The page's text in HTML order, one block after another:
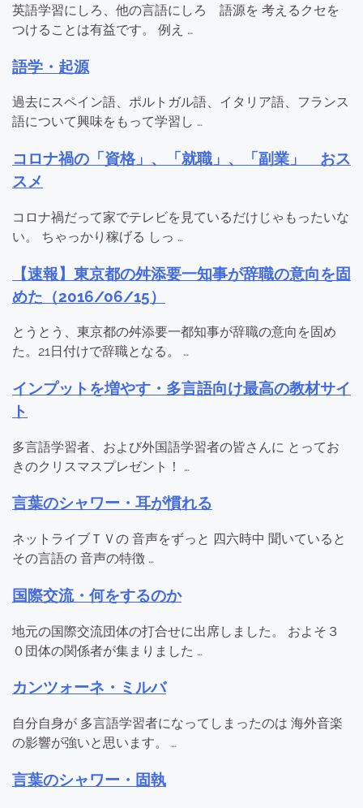
英語学習にしろ、他の言語にしろ 語源を 考えるクセを
つけることは有益です。 例え …
語学・起源
過去にスペイン語、ポルトガル語、イタリア語、フランス
語について興味をもって学習し …
コロナ禍の「資格」、「就職」、「副業」 おス
スメ
コロナ禍だって家でテレビを見ているだけじゃもったいな
い。 ちゃっかり稼げる しっ …
【速報】東京都の舛添要一知事が辞職の意向を固
めた（2016/06/15）
とうとう、東京都の舛添要一都知事が辞職の意向を固め
た。21日付けで辞職となる。 …
インプットを増やす・多言語向け最高の教材サイ
ト
多言語学習者、および外国語学習者の皆さんに とってお
きのクリスマスプレゼント！ …
言葉のシャワー・耳が慣れる
ネットライブＴＶの 音声をずっと 四六時中 聞いていると
その言語の 音声の特徴 …
国際交流・何をするのか
地元の国際交流団体の打合せに出席しました。 およそ３
０団体の関係者が集まりました …
カンツォーネ・ミルバ
自分自身が 多言語学習者になってしまったのは 海外音楽
の影響が強いと思います。 …
言葉のシャワー・固執